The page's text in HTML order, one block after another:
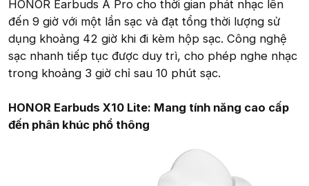
HONOR Earbuds A Pro cho thời gian phát nhạc lên
đến 9 giờ với một lần sạc và đạt tổng thời lượng sử
dụng khoảng 42 giờ khi đi kèm hộp sạc. Công nghệ
sạc nhanh tiếp tục được duy trì, cho phép nghe nhạc
trong khoảng 3 giờ chỉ sau 10 phút sạc.
HONOR Earbuds X10 Lite: Mang tính năng cao cấp
đến phân khúc phổ thông